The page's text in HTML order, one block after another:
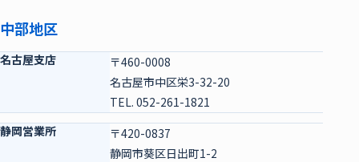
中部地区
名古屋支店
〒460-0008
名古屋市中区栄3-32-20
TEL. 052-261-1821
静岡営業所
〒420-0837
静岡市葵区日出町1-2